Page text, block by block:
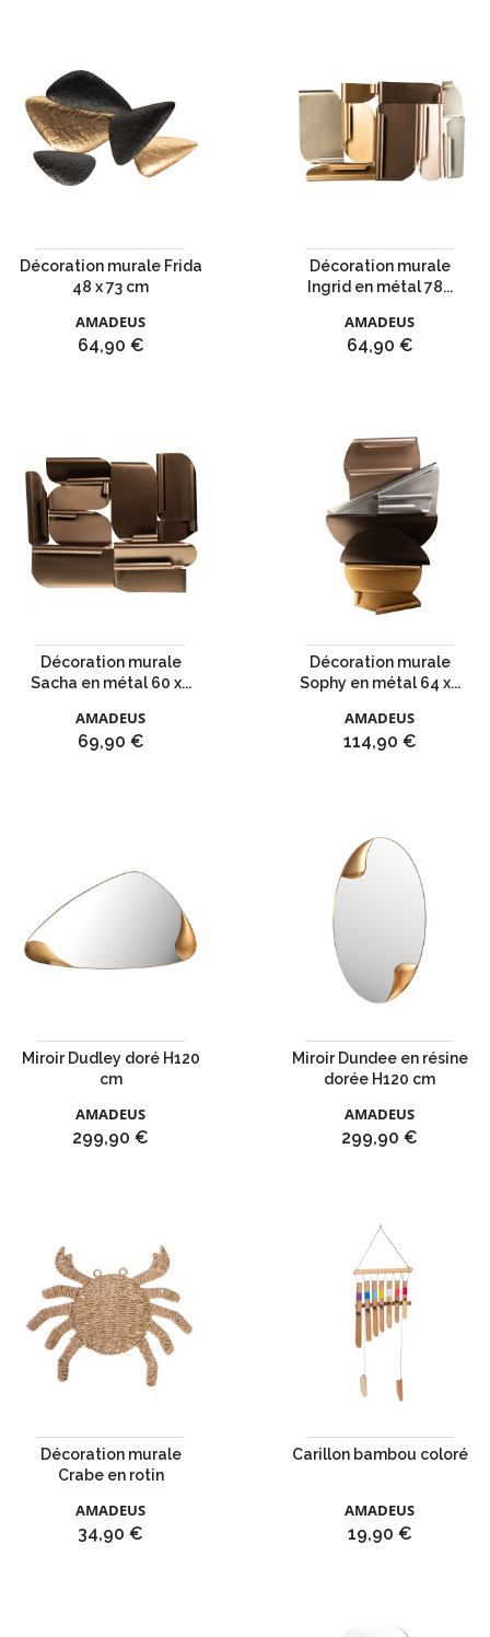
Décoration murale Frida
48 x 73 cm
AMADEUS
Prix
64,90 €
Décoration murale
Ingrid en métal 78...
AMADEUS
Prix
64,90 €
Décoration murale
Sacha en métal 60 x...
AMADEUS
Prix
69,90 €
Décoration murale
Sophy en métal 64 x...
AMADEUS
Prix
114,90 €
Miroir Dudley doré H120
cm
AMADEUS
Prix
299,90 €
Miroir Dundee en résine
dorée H120 cm
AMADEUS
Prix
299,90 €
Décoration murale
Crabe en rotin
AMADEUS
Prix
34,90 €
Carillon bambou coloré
AMADEUS
Prix
19,90 €